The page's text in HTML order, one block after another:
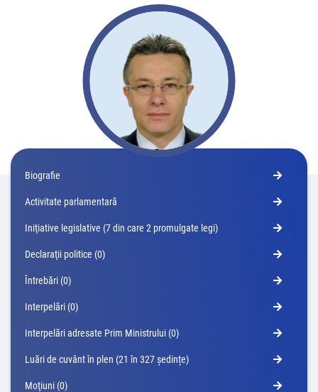
Biografie
Activitate parlamentară
Iniţiative legislative (7 din care 2 promulgate legi)
Declaraţii politice (0)
Întrebări (0)
Interpelări (0)
Interpelări adresate Prim Ministrului (0)
Luări de cuvânt în plen (21 în 327 ședințe)
Moţiuni (0)